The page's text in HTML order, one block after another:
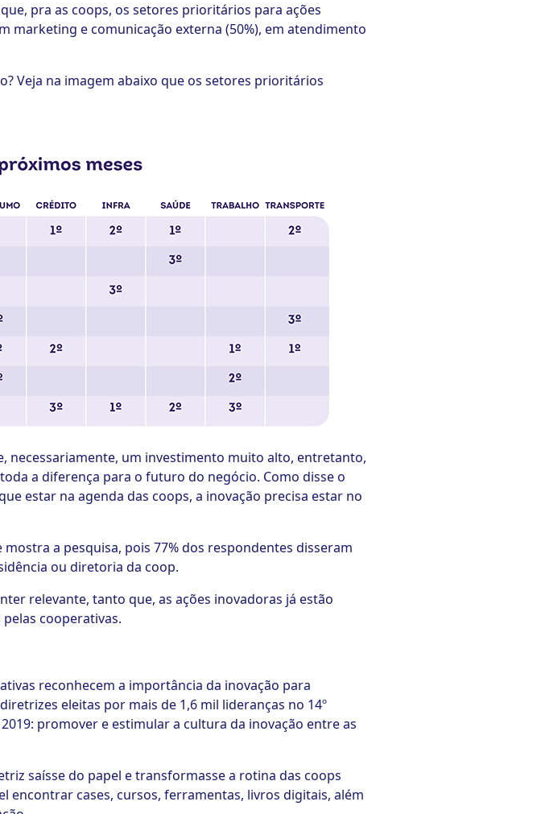
pra as coops, os setores prioritários para ações
marketing e comunicação externa (50%), em atendimento
Veja na imagem abaixo que os setores prioritários
necessariamente, um investimento muito alto, entretanto,
a diferença para o futuro do negócio. Como disse o
estar na agenda das coops, a inovação precisa estar no
a pesquisa, pois 77% dos respondentes disseram
ou diretoria da coop.
relevante, tanto que, as ações inovadoras já estão
cooperativas.
reconhecem a importância da inovação para
eleitas por mais de 1,6 mil lideranças no 14º
promover e estimular a cultura da inovação entre as
saísse do papel e transformasse a rotina das coops
encontrar cases, cursos, ferramentas, livros digitais, além